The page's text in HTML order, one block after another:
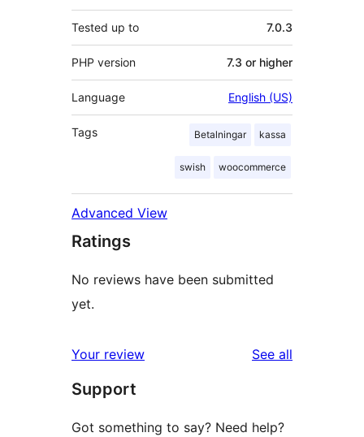
Tested up to 7.0.3
PHP version 7.3 or higher
Language English (US)
Tags Betalningar kassa
swish woocommerce
Advanced View
Ratings
No reviews have been submitted
yet.
Your review See all
Support
Got something to say? Need help?